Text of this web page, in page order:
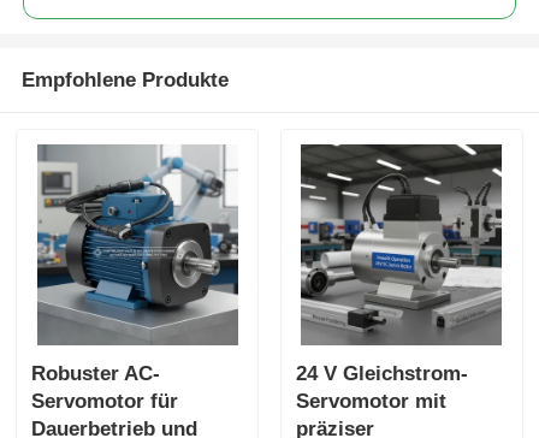
Empfohlene Produkte
Robuster AC-
Servomotor für
Dauerbetrieb und
24 V Gleichstrom-
Servomotor mit
präziser